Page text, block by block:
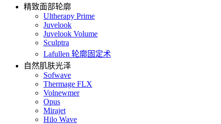
精致面部轮廓
Ultherapy Prime
Juvelook
Juvelook Volume
Sculptra
Lafullen 轮廓固定术
自然肌肤光泽
Sofwave
Thermage FLX
Volnewmer
Opus
Mirajet
Hilo Wave